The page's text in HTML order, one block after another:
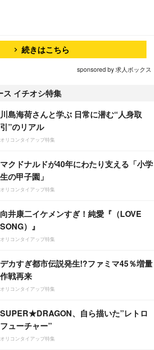
続きはこちら
sponsored by 求人ボックス
ス イチオシ特集
川島海荷さんと学ぶ 日常に潜む“人身取
引”のリアル
オリコンタイアップ特集
マクドナルドが40年にわたり支える「小学
生の甲子園」
オリコンタイアップ特集
向井康二イケメンすぎ！純愛『（LOVE
SONG）』
オリコンタイアップ特集
デカすぎ都市伝説発生!?ファミマ45％増量
作戦再来
オリコンタイアップ特集
SUPER★DRAGON、自ら描いた”レトロ
フューチャー”
オリコンタイアップ特集